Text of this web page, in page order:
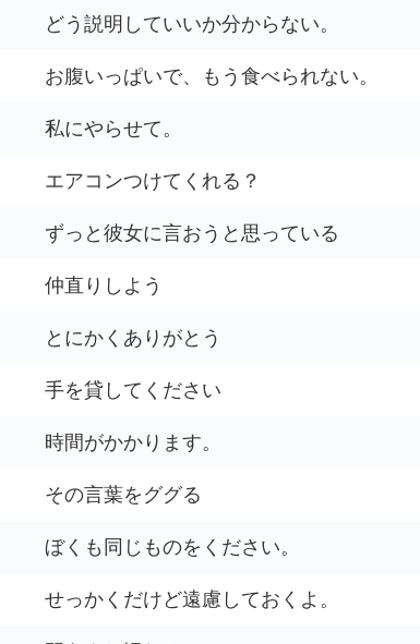
どう説明していいか分からない。
お腹いっぱいで、もう食べられない。
私にやらせて。
エアコンつけてくれる？
ずっと彼女に言おうと思っている
仲直りしよう
とにかくありがとう
手を貸してください
時間がかかります。
その言葉をググる
ぼくも同じものをください。
せっかくだけど遠慮しておくよ。